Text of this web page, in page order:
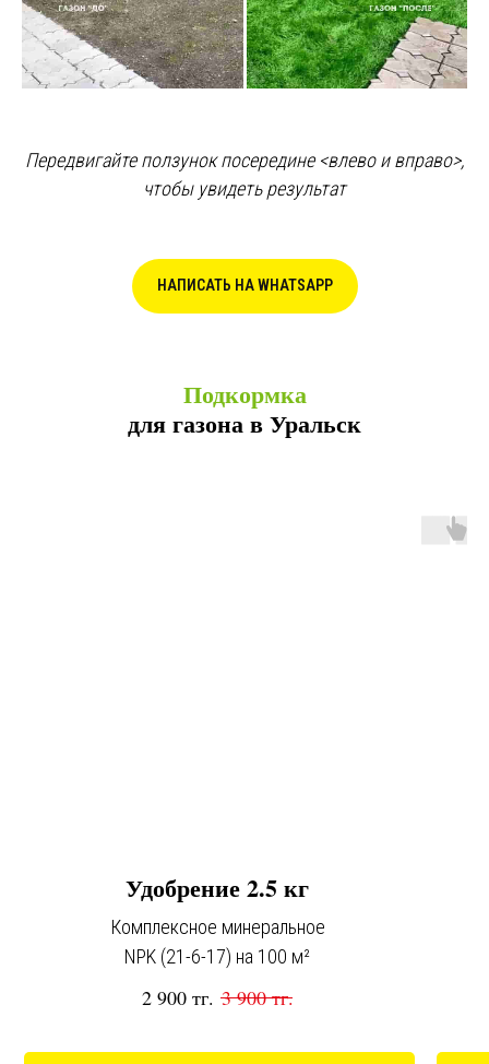
Передвигайте ползунок посередине <влево и вправо>,
чтобы увидеть результат
НАПИСАТЬ НА WHATSAPP
Подкормка
для газона в Уральск
Удобрение 2.5 кг
Комплексное минеральное
NPK (21-6-17) на 100 м²
2 900 тг. 3 900 тг.